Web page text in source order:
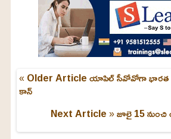
« Older Articleయాపిల్‌ సీవోవోగా భారత
కాన్‌
Next Article »జూలై 15